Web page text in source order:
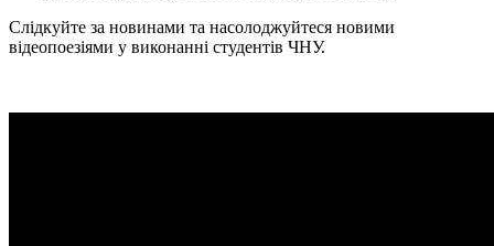
Слідкуйте за новинами та насолоджуйтеся новими
відеопоезіями у виконанні студентів ЧНУ.